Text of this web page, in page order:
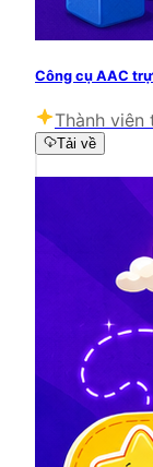
Công cụ AAC
Thành viên
Tải về